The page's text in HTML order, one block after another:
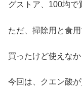
グストア、100均で
ただ、 掃除用と食
買ったけど使えな
今回は、クエン酸